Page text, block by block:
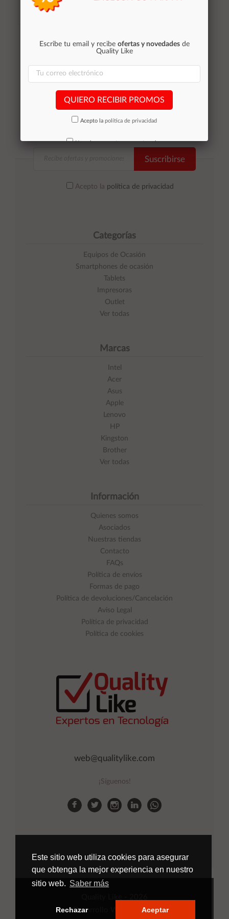
Este sitio web utiliza cookies para asegurar
que obtenga la mejor experiencia en nuestro
sitio web. Saber más
Rechazar Aceptar
carrito
carrito
Suscribirse
Acepto la política de privacidad
web@qualitylike.com
¡Síguenos!
Categorías
Equipos de Ocasión
Smartphones de ocasión
Tablets
Impresoras
Outlet
Ver todas
Marcas
Intel
Acer
Asus
Apple
Lenovo
HP
Kingston
Brother
Ver todas
Información
Quienes somos
Asociados
Nuestras tiendas
Contacto
FAQs
Política de envíos
Formas de pago
Política de devoluciones/Cancelación
Aviso Legal
Política de privacidad
Política de cookies
Desarrollo Web
Applinet
Escribe tu email y recibe ofertas y novedadesde
Quality Like
QUIERO RECIBIR PROMOS
Acepto la política de privacidad
No volver a mostrar mas este aviso